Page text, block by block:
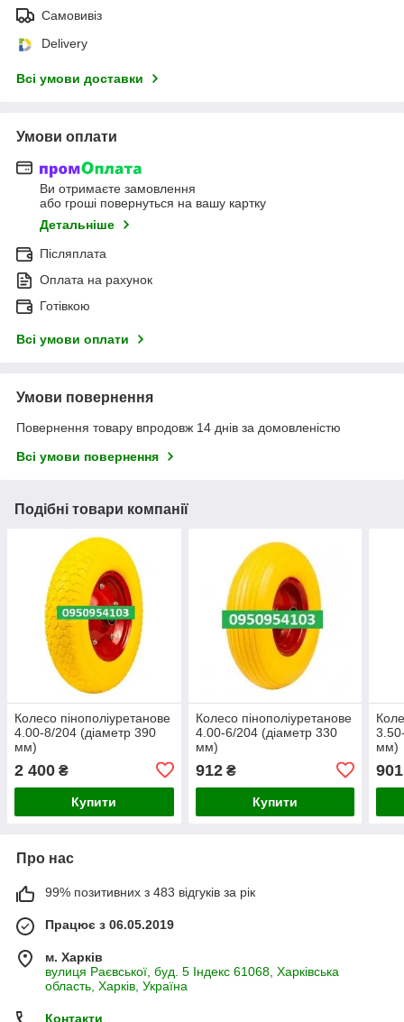
Самовивіз
Delivery
Всі умови доставки
Умови оплати
Ви отримаєте замовлення
або гроші повернуться на вашу картку
Детальніше
Післяплата
Оплата на рахунок
Готівкою
Всі умови оплати
Умови повернення
Повернення товару впродовж 14 днів за домовленістю
Всі умови повернення
Подібні товари компанії
Колесо пінополіуретанове
4.00-8/204 (діаметр 390
мм)
2 400 ₴
Купити
Колесо пінополіуретанове
4.00-6/204 (діаметр 330
мм)
912₴
Купити
мм)
901
Про нас
99% позитивних з 483 відгуків за рік
Працює з 06.05.2019
м. Харків
вулиця Раєвської, буд. 5 Індекс 61068, Харківська
область, Харків, Україна
Контакти